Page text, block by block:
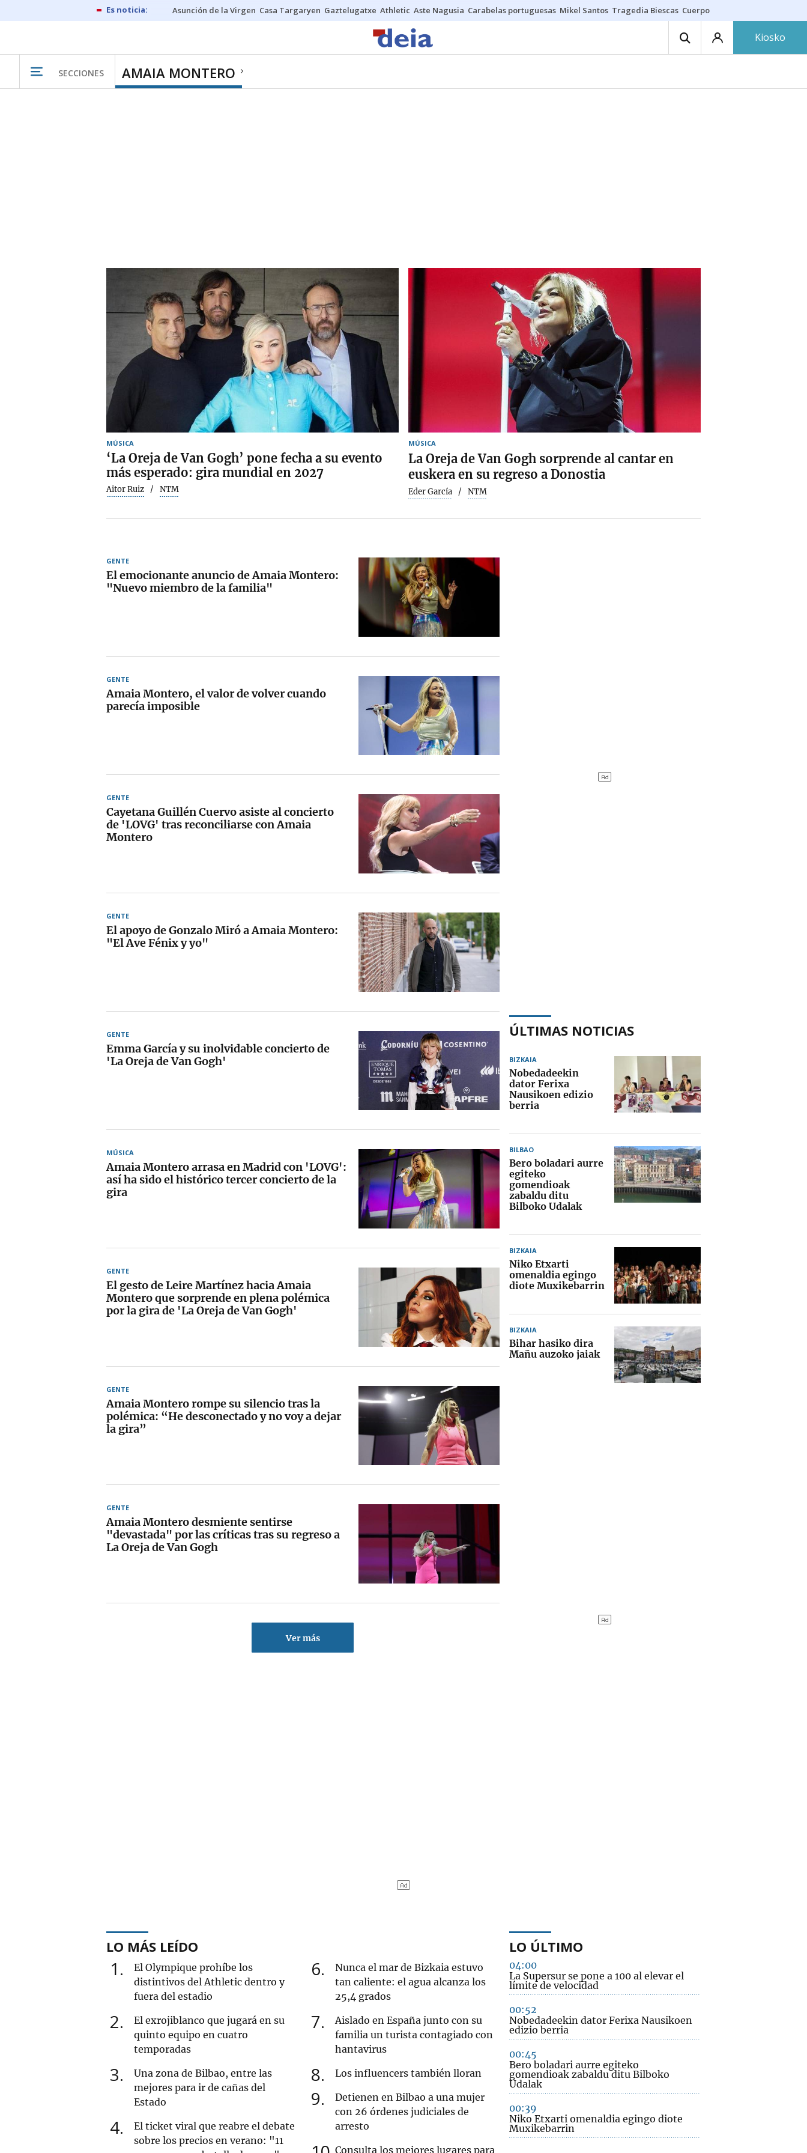
Asunción de la Virgen Casa Targaryen Gaztelugatxe Athletic Aste Nagusia Carabelas portuguesas Mikel Santos Tragedia Biescas Cuerpo ría
Kiosko
SECCIONES AMAIA MONTERO
MÚSICA
‘La Oreja de Van Gogh’ pone fecha a su evento
más esperado: gira mundial en 2027
Aitor Ruiz NTM
MÚSICA
La Oreja de Van Gogh sorprende al cantar en
euskera en su regreso a Donostia
Eder García NTM
GENTE
El emocionante anuncio de Amaia Montero:
"Nuevo miembro de la familia"
GENTE
Amaia Montero, el valor de volver cuando
parecía imposible
GENTE
Cayetana Guillén Cuervo asiste al concierto
de 'LOVG' tras reconciliarse con Amaia
Montero
GENTE
El apoyo de Gonzalo Miró a Amaia Montero:
"El Ave Fénix y yo"
GENTE
Emma García y su inolvidable concierto de
'La Oreja de Van Gogh'
MÚSICA
Amaia Montero arrasa en Madrid con 'LOVG':
así ha sido el histórico tercer concierto de la
gira
GENTE
El gesto de Leire Martínez hacia Amaia
Montero que sorprende en plena polémica
por la gira de 'La Oreja de Van Gogh'
GENTE
Amaia Montero rompe su silencio tras la
polémica: “He desconectado y no voy a dejar
la gira”
GENTE
Amaia Montero desmiente sentirse
"devastada" por las críticas tras su regreso a
La Oreja de Van Gogh
Ver más
ÚLTIMAS NOTICIAS
BIZKAIA
Nobedadeekin
dator Ferixa
Nausikoen edizio
berria
BILBAO
Bero boladari aurre
egiteko
gomendioak
zabaldu ditu
Bilboko Udalak
BIZKAIA
Niko Etxarti
omenaldia egingo
diote Muxikebarrin
BIZKAIA
Bihar hasiko dira
Mañu auzoko jaiak
LO MÁS LEÍDO
1
El Olympique prohíbe los
distintivos del Athletic dentro y
fuera del estadio
2
El exrojiblanco que jugará en su
quinto equipo en cuatro
temporadas
3
Una zona de Bilbao, entre las
mejores para ir de cañas del
Estado
4
El ticket viral que reabre el debate
sobre los precios en verano: "11
6
Nunca el mar de Bizkaia estuvo
tan caliente: el agua alcanza los
25,4 grados
7
Aislado en España junto con su
familia un turista contagiado con
hantavirus
8 Los influencers también lloran
9
Detienen en Bilbao a una mujer
con 26 órdenes judiciales de
arresto
Consulta los mejores lugares para
LO ÚLTIMO
04:00
La Supersur se pone a 100 al elevar el
límite de velocidad
00:52
Nobedadeekin dator Ferixa Nausikoen
edizio berria
00:45
Bero boladari aurre egiteko
gomendioak zabaldu ditu Bilboko
Udalak
00:39
Niko Etxarti omenaldia egingo diote
Muxikebarrin